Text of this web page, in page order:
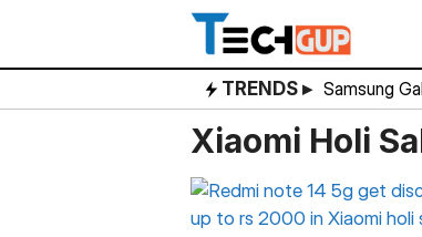
content
TRENDS ▸ Samsung
Xiaomi Holi